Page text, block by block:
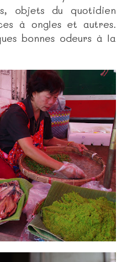
objets du quotidien
à ongles et autres.
bonnes odeurs à la